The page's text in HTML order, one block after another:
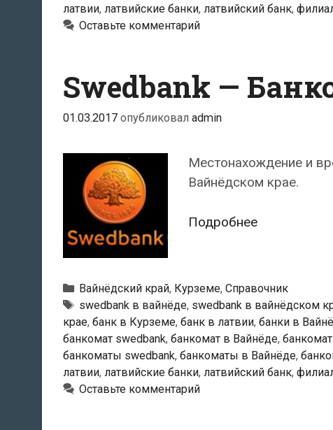
латвии, латвийские банки, латвийский банк,
Оставьте комментарий
Swedbank —
01.03.2017 опубликовал admin
Местонахождение и
Вайнёдском крае.
ПодробнееSwedbank
Вайнёде
Рубрики
Вайнёдский край, Курземе, Справочник
Тэги
swedbank в вайнёде, swedbank в вайнёдском
крае, банк в Курземе, банк в латвии, банки в
банкомат swedbank, банкомат в Вайнёде,
банкоматы swedbank, банкоматы в Вайнёде,
латвии, латвийские банки, латвийский банк,
Оставьте комментарий